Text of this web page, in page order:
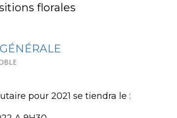
florales
pour 2021 se tiendra le :